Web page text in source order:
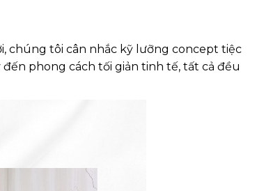
chúng tôi cân nhắc kỹ lưỡng concept tiệc
phong cách tối giản tinh tế, tất cả đều